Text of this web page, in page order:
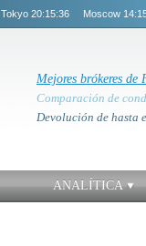
Tokyo 20:15:36 Moscow
Mejores brókeres de
Comparación de
Devolución de hasta
ANALÍTICA